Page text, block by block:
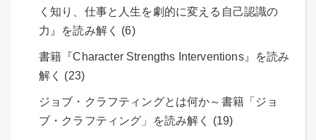
く知り、仕事と人生を劇的に変える自己認識の
力』を読み解く (6)
書籍『Character Strengths Interventions』を読み
解く (23)
ジョブ・クラフティングとは何か～書籍「ジョ
ブ・クラフティング」を読み解く (19)